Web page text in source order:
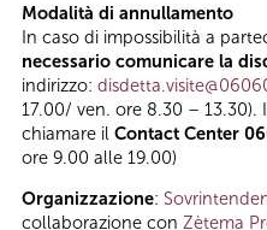
Modalità di annullamento
In caso di impossibilità a
necessario comunicare la
indirizzo:
17.00/ ven. ore 8.30 – 13.30).
chiamare il Contact Center
ore 9.00 alle 19.00)
Organizzazione:
collaborazione con Zètema